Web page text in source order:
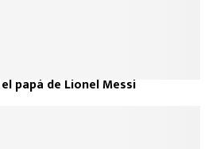
papá de Lionel Messi